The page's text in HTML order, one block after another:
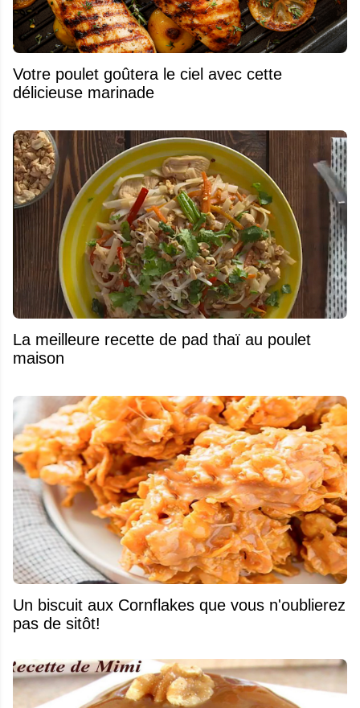
Votre poulet goûtera le ciel avec cette
délicieuse marinade
La meilleure recette de pad thaï au poulet
maison
Un biscuit aux Cornflakes que vous n'oublierez
pas de sitôt!